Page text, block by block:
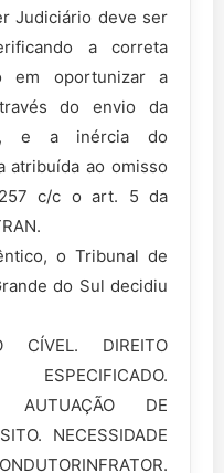
Judiciário deve ser
a correta
em oportunizar a
do envio da
e a inércia do
atribuída ao omisso
c/c o art. 5 da
o Tribunal de
do Sul decidiu
CÍVEL. DIREITO
AUTUAÇÃO DE
NECESSIDADE